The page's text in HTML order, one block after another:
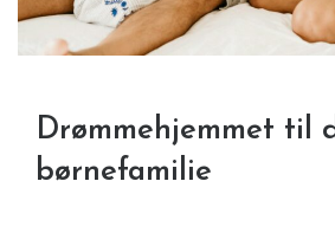
Drømmehjemmet til
børnefamilie